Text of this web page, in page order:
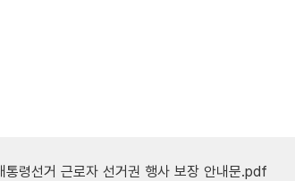
통령선거 근로자 선거권 행사 보장 안내문.pdf